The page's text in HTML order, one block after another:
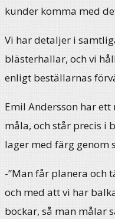
kunder komma med
Vi har detaljer i
blästerhallar, och vi
enligt beställarnas
Emil Andersson har
måla, och står precis i
lager med färg genom
-”Man får planera och
och med att vi har
bockar, så man målar